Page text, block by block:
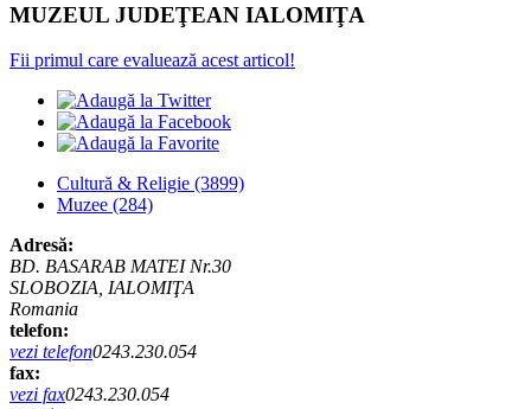
MUZEUL JUDEŢEAN IALOMIŢA
Fii primul care evaluează acest articol!
Cultură & Religie (3899)
Muzee (284)
Adresă:
BD. BASARAB MATEI Nr.30
SLOBOZIA, IALOMIŢA
Romania
telefon:
vezi telefon0243.230.054
fax:
vezi fax0243.230.054